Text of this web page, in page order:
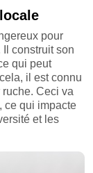
pour
Il construit son
qui peut
il est connu
ruche. Ceci va
ce qui impacte
et les